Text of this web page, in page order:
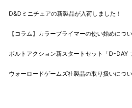
D&Dミニチュアの新製品が入荷しました！
【コラム】カラープライマーの使い始めにつ
ボルトアクション新スタートセット「D-DAY
ウォーロードゲームズ社製品の取り扱いにつ